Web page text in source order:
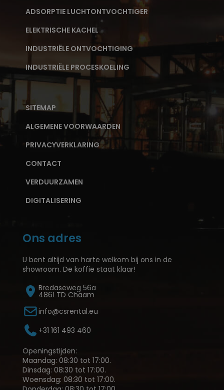
ADSORPTIE LUCHTONTVOCHTIGER
ELEKTRISCHE KACHEL
INDUSTRIËLE ONTVOCHTIGING
INDUSTRIËLE PROCESKOELING
SITEMAP
ALGEMENE VOORWAARDEN
PRIVACYVERKLARING
CONTACT
VERDUURZAMEN
DIGITALISERING
Ons adres
U bent altijd van harte welkom bij ons in de
showroom. De koffie staat klaar!
Bredaseweg 56a
4861 TD Chaam
info@csrental.eu
+31 161 493 460
Openingstijden:
Maandag: 08:30 tot 17:00.
Dinsdag: 08:30 tot 17:00.
Woensdag: 08:30 tot 17:00.